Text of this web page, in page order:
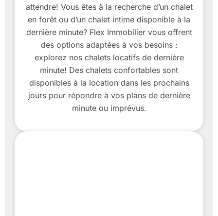
attendre! Vous êtes à la recherche d’un chalet
en forêt ou d’un chalet intime disponible à la
dernière minute? Flex Immobilier vous offrent
des options adaptées à vos besoins :
explorez nos chalets locatifs de dernière
minute! Des chalets confortables sont
disponibles à la location dans les prochains
jours pour répondre à vos plans de dernière
minute ou imprévus.